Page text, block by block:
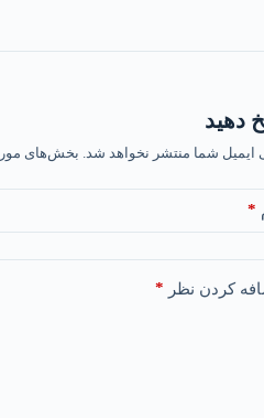
دهید
ایمیل شما منتشر نخواهد شد. بخش‌های
*
کردن نظر *